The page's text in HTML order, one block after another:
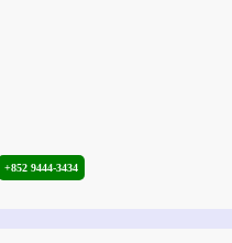
+852 9444-3434